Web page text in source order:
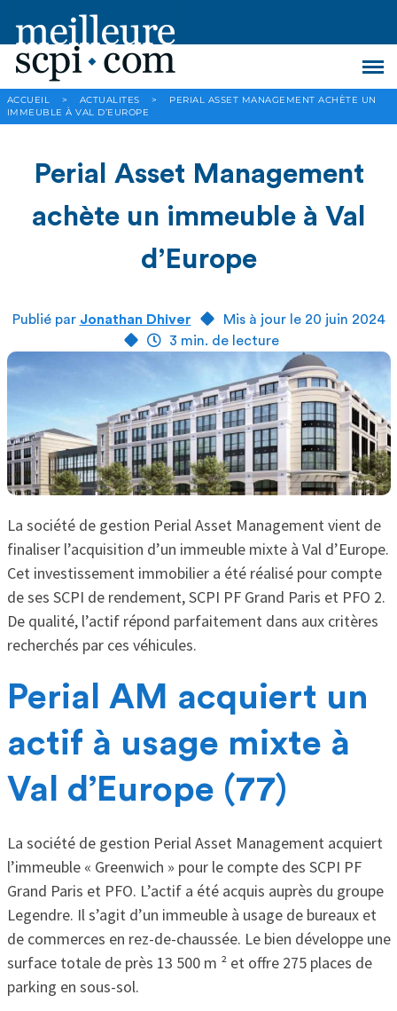
ACCUEIL > ACTUALITES >
PERIAL ASSET MANAGEMENT ACHÈTE UN
IMMEUBLE À VAL D’EUROPE
Perial Asset Management
achète un immeuble à Val
d’Europe
Publié par Jonathan Dhiver
Mis à jour le 20 juin 2024
3 min. de lecture
La société de gestion Perial Asset Management vient de
finaliser l’acquisition d’un immeuble mixte à Val d’Europe.
Cet investissement immobilier a été réalisé pour compte
de ses SCPI de rendement, SCPI PF Grand Paris et PFO 2.
De qualité, l’actif répond parfaitement dans aux critères
recherchés par ces véhicules.
Perial AM acquiert un
actif à usage mixte à
Val d’Europe (77)
La société de gestion Perial Asset Management acquiert
l’immeuble « Greenwich » pour le compte des SCPI PF
Grand Paris et PFO. L’actif a été acquis auprès du groupe
Legendre. Il s’agit d’un immeuble à usage de bureaux et
de commerces en rez-de-chaussée. Le bien développe une
surface totale de près 13 500 m ² et offre 275 places de
parking en sous-sol.